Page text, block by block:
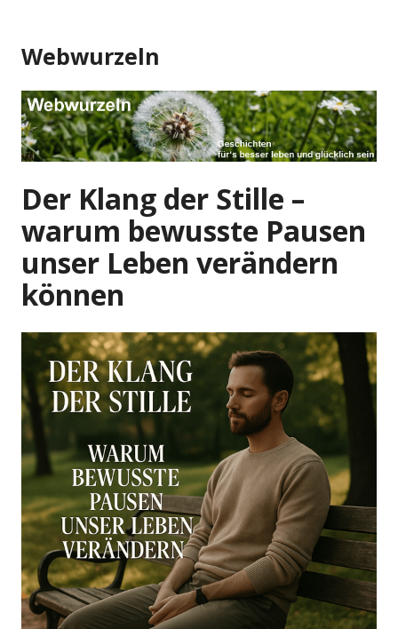
springen
Webwurzeln
Der Klang der Stille –
warum bewusste Pausen
unser Leben verändern
können